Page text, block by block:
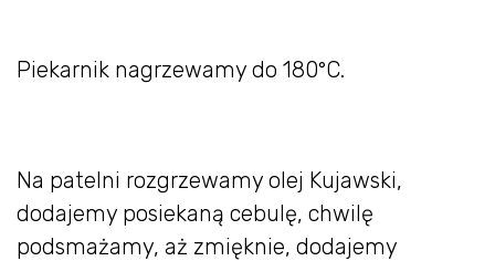
Piekarnik nagrzewamy do 180°C.
Na patelni rozgrzewamy olej Kujawski,
dodajemy posiekaną cebulę, chwilę
podsmażamy, aż zmięknie, dodajemy